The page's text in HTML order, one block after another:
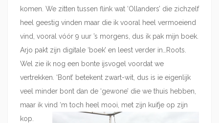
komen. We zitten tussen flink wat ‘Ollanders’ die zichzelf
heel geestig vinden maar die ik vooral heel vermoeiend
vind, vooral vóór 9 uur ’s morgens, dus ik pak mijn boek.
Arjo pakt zijn digitale ‘boek’ en leest verder in…Roots.
Wel zie ik nog een bonte ijsvogel voordat we
vertrekken. ‘Bont’ betekent zwart-wit, dus is ie eigenlijk
veel minder bont dan de ‘gewone’ die we thuis hebben,
maar ik vind ‘m toch heel mooi, met zijn kuifje op zijn
kop.